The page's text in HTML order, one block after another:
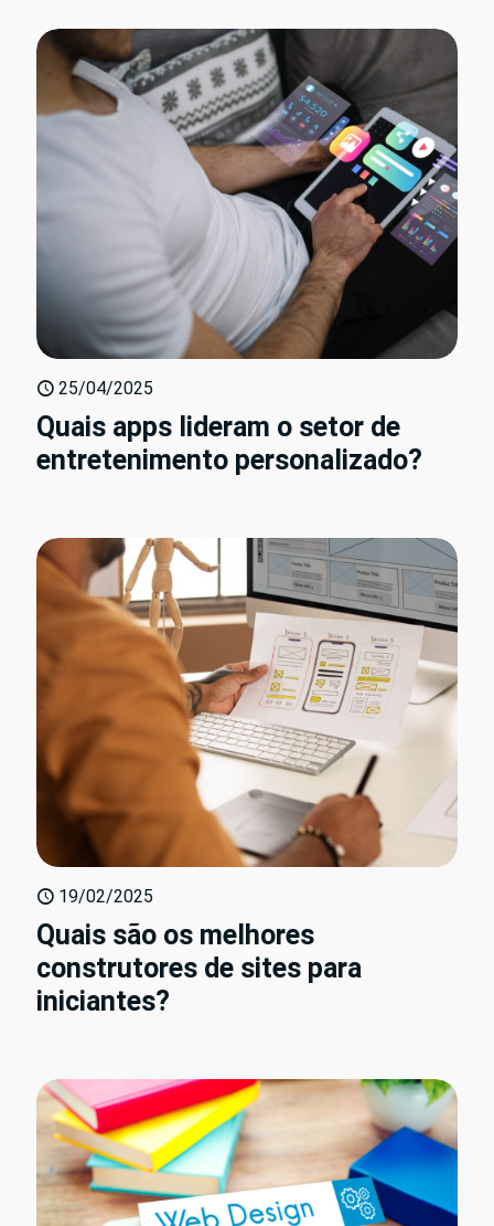
25/04/2025
Quais apps lideram o setor de
entretenimento personalizado?
19/02/2025
Quais são os melhores
construtores de sites para
iniciantes?